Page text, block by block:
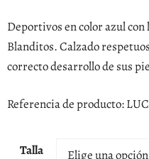
Deportivos en color azul
Blanditos. Calzado
correcto desarrollo de sus
Referencia de producto:
Talla